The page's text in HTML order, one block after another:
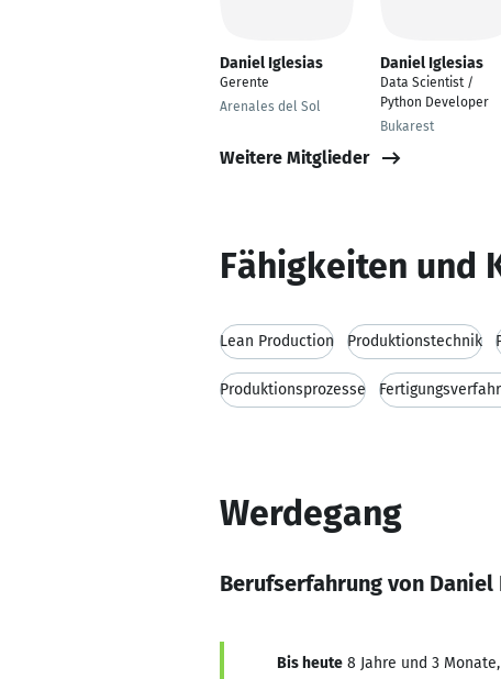
Daniel Iglesias
Gerente
Arenales del Sol
Daniel Iglesias
Data Scientist /
Python Developer
Bukarest
Weitere Mitglieder
Fähigkeiten und
Lean Production Produktionstechnik
Produktionsprozesse
Werdegang
Berufserfahrung von Daniel
Bis heute 8 Jahre und 3